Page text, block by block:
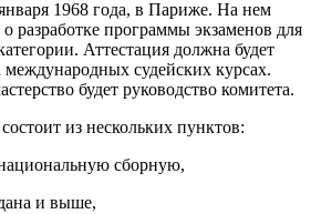
1968 года, в Париже. На нем
разработке программы экзаменов для
Аттестация должна будет
судейских курсах.
будет руководство комитета.
из нескольких пунктов:
сборную,
и выше,